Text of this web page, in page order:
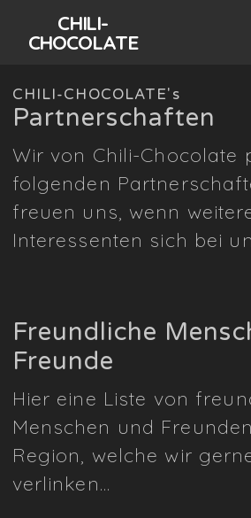
CHILI-
CHOCOLATE
CHILI-CHOCOLATE's
Partnerschaften
Wir von Chili-Chocolate
folgenden
freuen uns, wenn
Interessenten sich bei
Freundliche
Freunde
Hier eine Liste von
Menschen und
Region, welche wir
verlinken…